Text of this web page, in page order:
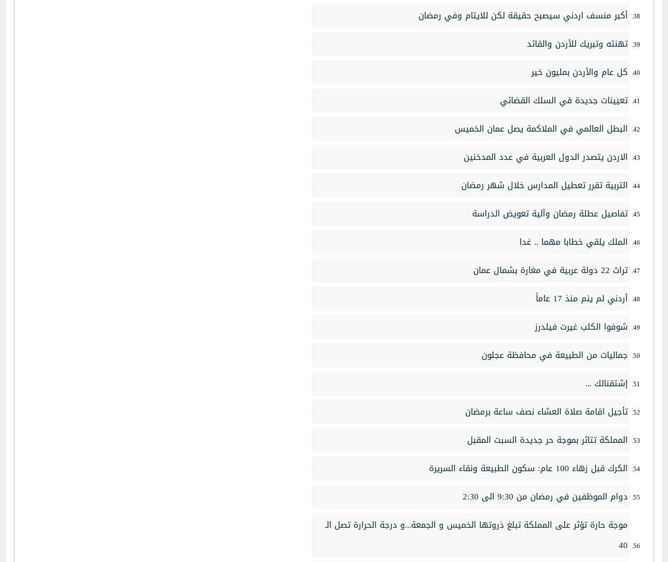
أكبر منسف اردني سيصبح حقيقة لكن للايتام وفي رمضان
تهنئه وتبريك للأردن والقائد
كل عام والأردن بمليون خير
تعيينات جديدة في السلك القضائي
البطل العالمي في الملاكمة يصل عمان الخميس
الاردن يتصدر الدول العربية في عدد المدخنين
التربية تقرر تعطيل المدارس خلال شهر رمضان
تفاصيل عطلة رمضان وآلية تعويض الدراسة
الملك يلقي خطابا مهما .. غدا
تراث 22 دولة عربية في مغارة بشمال عمان
أردني لم ينم منذ 17 عاماً
شوفوا الكلب غيرت فيلدرز
جماليات من الطبيعة في محافظة عجلون
إشتقنالك ...
تأجيل اقامة صلاة العشاء نصف ساعة برمضان
المملكة تتاثر بموجة حر جديدة السبت المقبل
الكرك قبل زهاء 100 عام: سكون الطبيعة ونقاء السريرة
دوام الموظفين في رمضان من 9:30 الى 2:30
موجة حارة تؤثر على المملكة تبلغ ذروتها الخميس و الجمعة...و درجة الحرارة تصل الـ
40